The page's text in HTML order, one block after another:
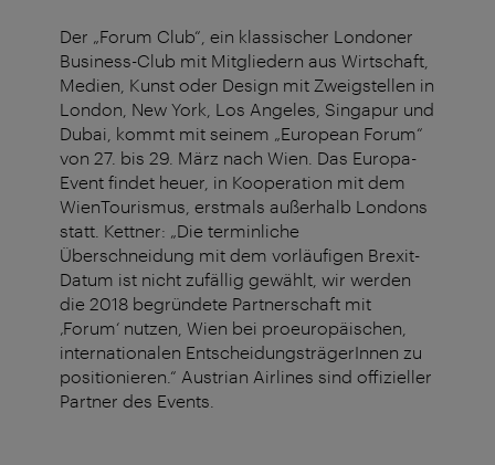
Der „Forum Club“, ein klassischer Londoner
Business-Club mit Mitgliedern aus Wirtschaft,
Medien, Kunst oder Design mit Zweigstellen in
London, New York, Los Angeles, Singapur und
Dubai, kommt mit seinem „European Forum“
von 27. bis 29. März nach Wien. Das Europa-
Event findet heuer, in Kooperation mit dem
WienTourismus, erstmals außerhalb Londons
statt. Kettner: „Die terminliche
Überschneidung mit dem vorläufigen Brexit-
Datum ist nicht zufällig gewählt, wir werden
die 2018 begründete Partnerschaft mit
‚Forum‘ nutzen, Wien bei proeuropäischen,
internationalen EntscheidungsträgerInnen zu
positionieren.“ Austrian Airlines sind offizieller
Partner des Events.